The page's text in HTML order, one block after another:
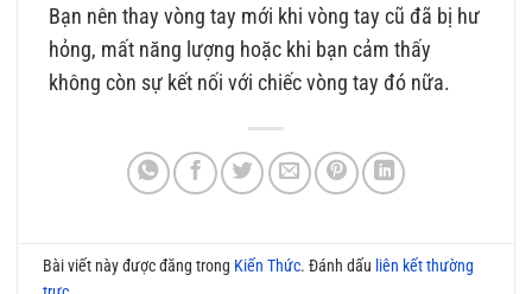
Bạn nên thay vòng tay mới khi vòng tay cũ đã bị hư
hỏng, mất năng lượng hoặc khi bạn cảm thấy
không còn sự kết nối với chiếc vòng tay đó nữa.
Bài viết này được đăng trong Kiến Thức. Đánh dấu liên kết thường